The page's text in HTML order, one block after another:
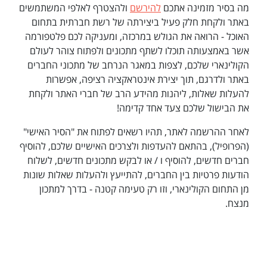
מה בסיר מזמינה אתכם להירשם ולהצטרף לאלפי המשתמשים
באתר ולקחת חלק פעיל ביצירתה של רשת חברתית בתחום
האוכל - הרואה את הגולש במרכזה, ומעניקה לכם פלטפורמה
אשר באמצעותה תוכלו לשתף מתכונים ולפתוח צוהר לעולם
הקולינארי שלכם, לצפות במאגר הנרחב של מתכוני החברים
באתר ולדרגם, תוך יצירת אינטראקציה רציפה, אפשרות
להעלות שאלות, ליהנות מהידע הרב של חברי האתר ולקחת
את הבישול שלכם צעד אחד קדימה!
לאחר ההרשמה לאתר, תהיו רשאים לפתוח את "הסיר האישי"
(הפרופיל), בהתאם להעדפות ולצרכים האישיים שלכם, להוסיף
חברים חדשים, להוסיף ו / או לבקש מתכונים חדשים, לשלוח
הודעות פרטיות בין החברים, להתייעץ ולהעלות שאלות שונות
מן התחום הקולינארי, וזו רק טעימה קטנה - בדרך למתכון
מנצח.